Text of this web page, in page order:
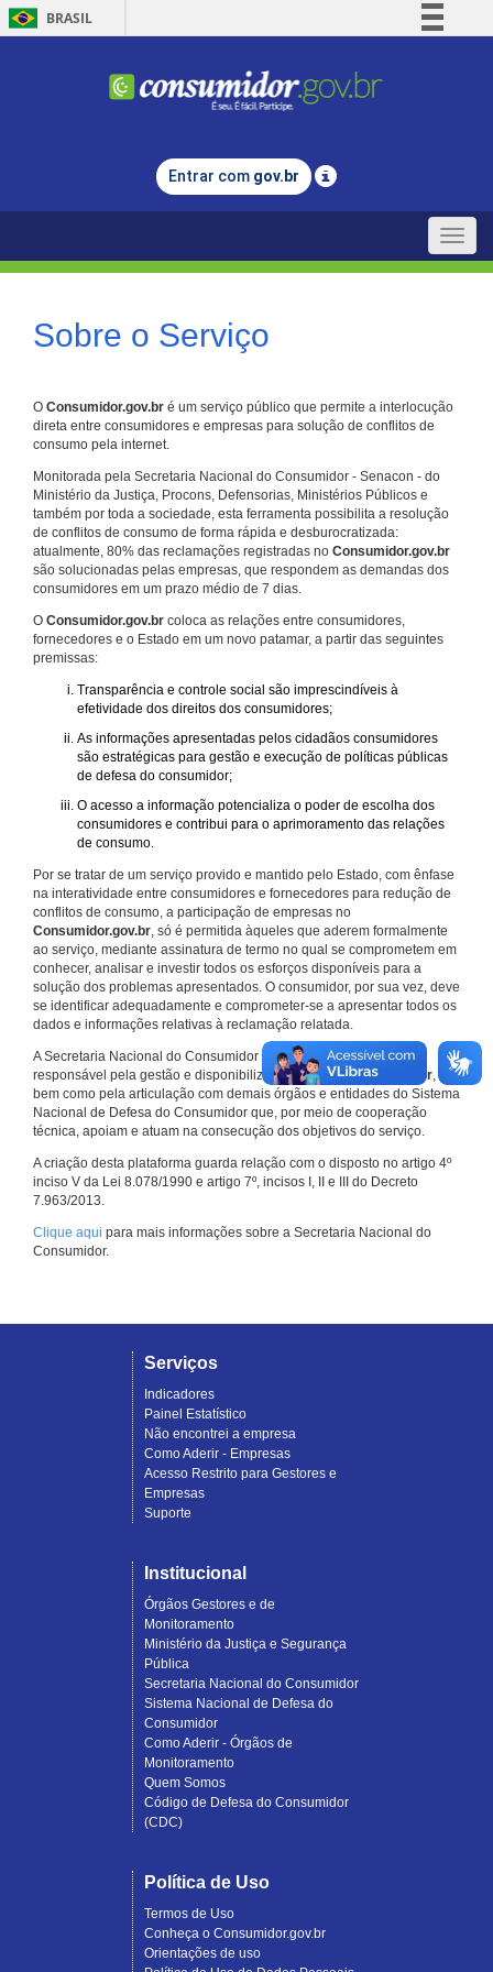
BRASIL
Comunica BR
Legislação
Entrar com gov.br
Toggle
Sobre o Serviço
O Consumidor.gov.br é um serviço público que permite a interlocução
direta entre consumidores e empresas para solução de conflitos de
consumo pela internet.
Monitorada pela Secretaria Nacional do Consumidor - Senacon - do
Ministério da Justiça, Procons, Defensorias, Ministérios Públicos e
também por toda a sociedade, esta ferramenta possibilita a resolução
de conflitos de consumo de forma rápida e desburocratizada:
atualmente, 80% das reclamações registradas no Consumidor.gov.br
são solucionadas pelas empresas, que respondem as demandas dos
consumidores em um prazo médio de 7 dias.
O Consumidor.gov.br coloca as relações entre consumidores,
fornecedores e o Estado em um novo patamar, a partir das seguintes
premissas:
Transparência e controle social são imprescindíveis à
efetividade dos direitos dos consumidores;
As informações apresentadas pelos cidadãos consumidores
são estratégicas para gestão e execução de políticas públicas
de defesa do consumidor;
O acesso a informação potencializa o poder de escolha dos
consumidores e contribui para o aprimoramento das relações
de consumo.
Por se tratar de um serviço provido e mantido pelo Estado, com ênfase
na interatividade entre consumidores e fornecedores para redução de
conflitos de consumo, a participação de empresas no
Consumidor.gov.br, só é permitida àqueles que aderem formalmente
ao serviço, mediante assinatura de termo no qual se comprometem em
conhecer, analisar e investir todos os esforços disponíveis para a
solução dos problemas apresentados. O consumidor, por sua vez, deve
se identificar adequadamente e comprometer-se a apresentar todos os
dados e informações relativas à reclamação relatada.
A Secretaria Nacional do Consumidor do Ministério da Justiça é a
responsável pela gestão e disponibilização doConsumidor.gov.br,
bem como pela articulação com demais órgãos e entidades do Sistema
Nacional de Defesa do Consumidor que, por meio de cooperação
técnica, apoiam e atuam na consecução dos objetivos do serviço.
A criação desta plataforma guarda relação com o disposto no artigo 4º
inciso V da Lei 8.078/1990 e artigo 7º, incisos I, II e III do Decreto
7.963/2013.
Clique aqui para mais informações sobre a Secretaria Nacional do
Consumidor.
Serviços
Indicadores
Painel Estatístico
Não encontrei a empresa
Como Aderir - Empresas
Acesso Restrito para Gestores e
Empresas
Suporte
Institucional
Órgãos Gestores e de
Monitoramento
Ministério da Justiça e Segurança
Pública
Secretaria Nacional do Consumidor
Sistema Nacional de Defesa do
Consumidor
Como Aderir - Órgãos de
Monitoramento
Quem Somos
Código de Defesa do Consumidor
(CDC)
Política de Uso
Termos de Uso
Conheça o Consumidor.gov.br
Orientações de uso